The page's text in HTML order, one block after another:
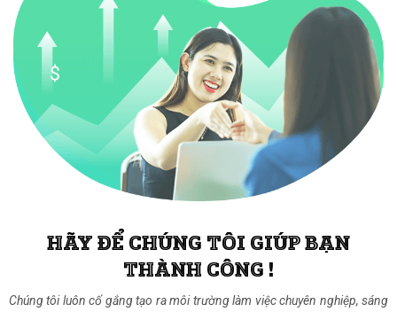
HÃY ĐỂ CHÚNG TÔI GIÚP BẠN
THÀNH CÔNG !
Chúng tôi luôn cố gắng tạo ra môi trường làm việc chuyên nghiệp, sáng